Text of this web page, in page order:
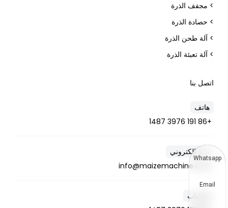
> مجفف الذرة
> حصادة الذرة
> آلة طحن الذرة
> آلة تعبئة الذرة
اتصل بنا
هاتف
+86 191 3976 1487
بريد إلكتروني
info@maizemachine.com
واتساب
Whatsapp
Email